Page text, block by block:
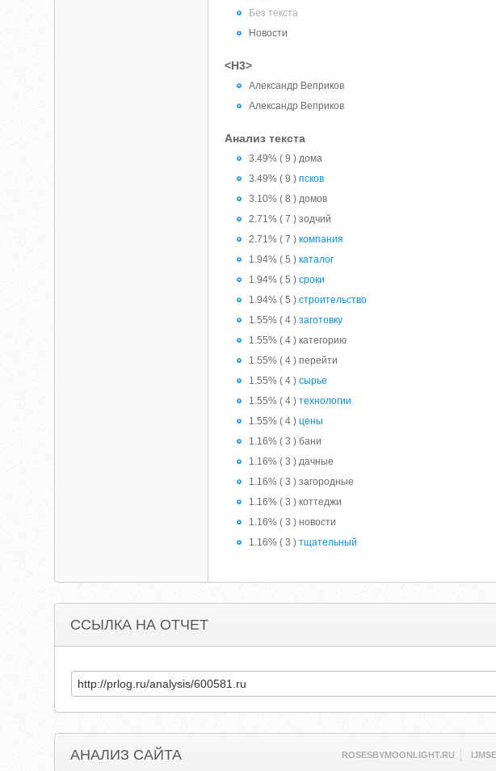
Без текста
Новости
<H3>
Александр Веприков
Александр Веприков
Анализ текста
3.49% ( 9 ) дома
3.49% ( 9 )псков
3.10% ( 8 ) домов
2.71% ( 7 ) зодчий
2.71% ( 7 )компания
1.94% ( 5 )каталог
1.94% ( 5 )сроки
1.94% ( 5 )строительство
1.55% ( 4 )заготовку
1.55% ( 4 ) категорию
1.55% ( 4 ) перейти
1.55% ( 4 )сырье
1.55% ( 4 )технологии
1.55% ( 4 )цены
1.16% ( 3 ) бани
1.16% ( 3 ) дачные
1.16% ( 3 ) загородные
1.16% ( 3 ) коттеджи
1.16% ( 3 ) новости
1.16% ( 3 )тщательный
ССЫЛКА НА ОТЧЕТ
АНАЛИЗ САЙТА ROSESBYMOONLIGHT.RU